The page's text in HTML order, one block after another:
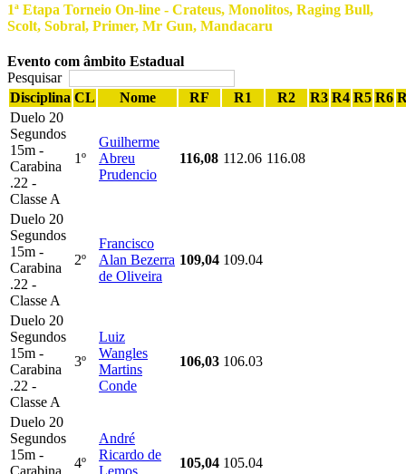
1ª Etapa Torneio On-line - Crateus, Monolitos, Raging Bull,
Scolt, Sobral, Primer, Mr Gun, Mandacaru
Evento com âmbito Estadual
Pesquisar
Disciplina CL Nome RF R1 R2 R3 R4 R5 R6
Duelo 20
Segundos
15m -
Carabina
.22 -
Classe A
1º
Guilherme
Abreu
Prudencio
116,08 112.06 116.08
Duelo 20
Segundos
15m -
Carabina
.22 -
Classe A
2º
Francisco
Alan Bezerra
de Oliveira
109,04 109.04
Duelo 20
Segundos
15m -
Carabina
.22 -
Classe A
3º
Luiz
Wangles
Martins
Conde
106,03 106.03
Duelo 20
Segundos
15m -
Carabina
4º
André
Ricardo de
Lemos
105,04 105.04